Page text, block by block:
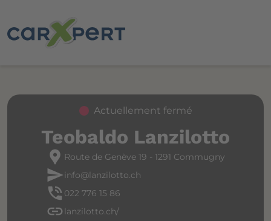
Actuellement fermé
Teobaldo Lanzilotto
location_pin Route de Genève 19 - 1291 Commugny
sendinfo@lanzilotto.ch
phone_in_talk 022 776 15 86
link lanzilotto.ch/